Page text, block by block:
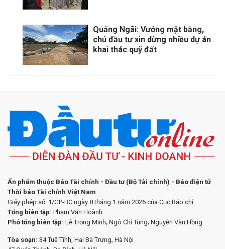
Quảng Ngãi: Vướng mặt bằng,
chủ đầu tư xin dừng nhiều dự án
khai thác quỹ đất
Ấn phẩm thuộc Báo Tài chính - Đầu tư (Bộ Tài chính) - Báo điện tử
Thời báo Tài chính Việt Nam
Giấy phép số: 1/GP-BC ngày 8 tháng 1 năm 2026 của Cục Báo chí.
Tổng biên tập: Phạm Văn Hoành
Phó tổng biên tập: Lê Trọng Minh; Ngô Chí Tùng; Nguyễn Văn Hồng
Tòa soạn: 34 Tuệ Tĩnh, Hai Bà Trưng, Hà Nội